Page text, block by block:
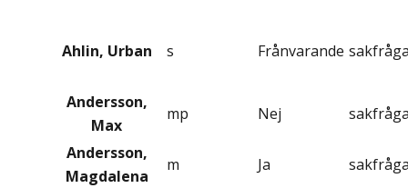
Ahlin, Urban s Frånvarande
Andersson,
Max
mp Nej
Andersson,
Magdalena
m Ja